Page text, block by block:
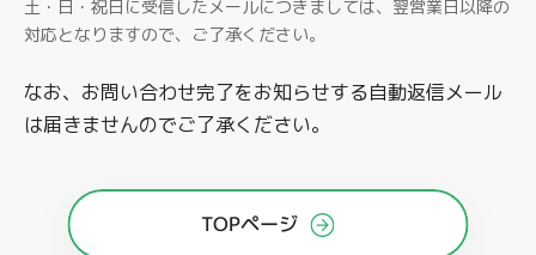
土・日・祝日に受信したメールにつきましては、翌営業日以降の
対応となりますので、ご了承ください。
なお、お問い合わせ完了をお知らせする自動返信メール
は届きませんのでご了承ください。
TOPページ